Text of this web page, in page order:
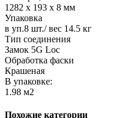
1282 х 193 х 8 мм
Упаковка
в уп.8 шт./ вес 14.5 кг
Тип соединения
Замок 5G Loc
Обработка фаски
Крашеная
В упаковке:
1.98 м2
Похожие категории